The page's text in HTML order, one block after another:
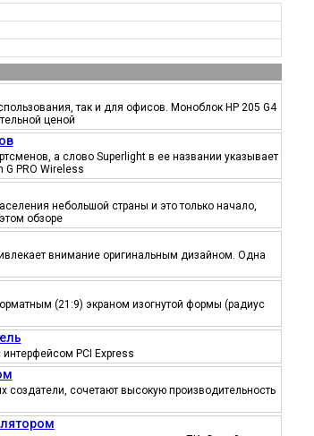
так и для офисов. Моноблок HP 205 G4
ценой
а слово Superlight в ее названии указывает
PRO Wireless
небольшой страны и это только начало,
обзоре
внимание оригинальным дизайном. Одна
(21:9) экраном изогнутой формы (радиус
интерфейсом PCI Express
создатели, сочетают высокую производительность